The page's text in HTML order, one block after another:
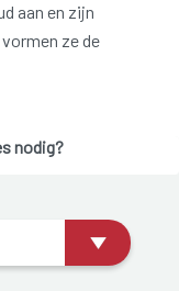
aan en zijn
ze de
nodig?